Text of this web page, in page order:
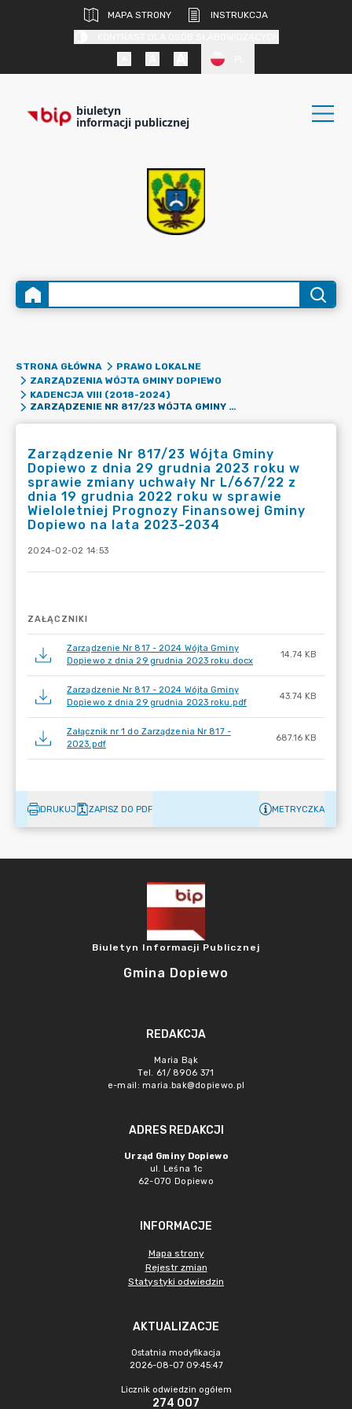
MAPA STRONY
INSTRUKCJA
biuletyn
informacji publicznej
STRONA GŁÓWNA
PRAWO LOKALNE
ZARZĄDZENIA WÓJTA GMINY DOPIEWO
KADENCJA VIII (2018-2024)
ZARZĄDZENIE NR 817/23 WÓJTA GMINY DOPIEWO Z DNIA 29 GRUDNIA 2023 ROKU W SPRAWIE ZMIANY UCHWAŁY NR L/667/22 Z DNIA 19 GRUDNIA 2022 ROKU W SPRAWIE WIELOLETNIEJ PROGNOZY FINANSOWEJ GMINY DOPIEWO NA LATA 2023-2034
Zarządzenie Nr 817/23 Wójta Gminy
Dopiewo z dnia 29 grudnia 2023 roku w
sprawie zmiany uchwały Nr L/667/22 z
dnia 19 grudnia 2022 roku w sprawie
Wieloletniej Prognozy Finansowej Gminy
Dopiewo na lata 2023-2034
2024-02-02 14:53
ZAŁĄCZNIKI
Zarządzenie Nr 817 - 2024 Wójta Gminy
Dopiewo z dnia 29 grudnia 2023 roku.docx
14.74 KB
Zarządzenie Nr 817 - 2024 Wójta Gminy
Dopiewo z dnia 29 grudnia 2023 roku.pdf
43.74 KB
Załącznik nr 1 do Zarządzenia Nr 817 -
2023.pdf
687.16 KB
DRUKUJ ZAPISZ DO PDF METRYCZKA
Biuletyn Informacji Publicznej
Gmina Dopiewo
REDAKCJA
Maria Bąk
Tel. 61/ 8906 371
e-mail: maria.bak@dopiewo.pl
ADRES REDAKCJI
Urząd Gminy Dopiewo
ul. Leśna 1c
62-070 Dopiewo
INFORMACJE
Mapa strony
Rejestr zmian
Statystyki odwiedzin
AKTUALIZACJE
Ostatnia modyfikacja
2026-08-07 09:45:47
Licznik odwiedzin ogółem
274 007